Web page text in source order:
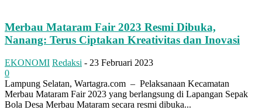
Merbau Mataram Fair 2023 Resmi Dibuka,
Nanang: Terus Ciptakan Kreativitas dan Inovasi
EKONOMI Redaksi - 23 Februari 2023
0
Lampung Selatan, Wartagra.com – Pelaksanaan Kecamatan
Merbau Mataram Fair 2023 yang berlangsung di Lapangan Sepak
Bola Desa Merbau Mataram secara resmi dibuka...